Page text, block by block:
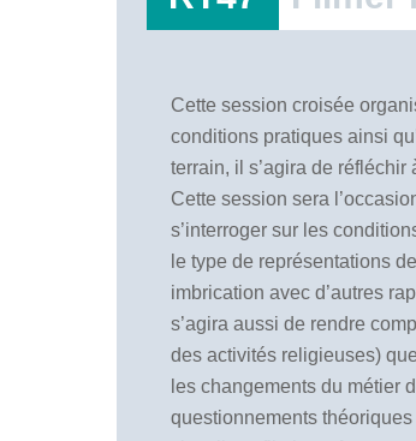
Cette session croisée
conditions pratiques ainsi
terrain, il s’agira de
Cette session sera
s’interroger sur les
le type de représentations
imbrication avec d’autres
s’agira aussi de rendre
des activités religieuses)
les changements du métier
questionnements